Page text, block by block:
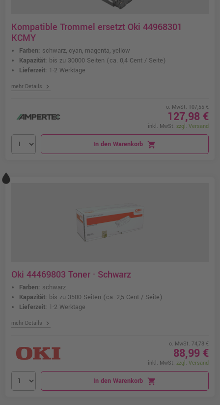
Kompatible Trommel ersetzt Oki 44968301
KCMY
Farben: schwarz, cyan, magenta, yellow
Kapazität: bis zu 30000 Seiten (ca. 0,4 Cent / Seite)
Lieferzeit: 1-2 Werktage
mehr Details chevron_right
o. MwSt. 107,55 €
127,98 €
inkl. MwSt. zzgl. Versand
In den Warenkorb shopping_cart
Oki 44469803 Toner · Schwarz
Farben: schwarz
Kapazität: bis zu 3500 Seiten (ca. 2,5 Cent / Seite)
Lieferzeit: 1-2 Werktage
mehr Details chevron_right
o. MwSt. 74,78 €
88,99 €
inkl. MwSt. zzgl. Versand
In den Warenkorb shopping_cart